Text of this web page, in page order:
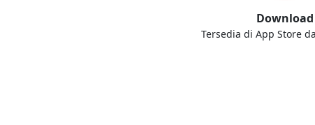
Download
Tersedia di App Store